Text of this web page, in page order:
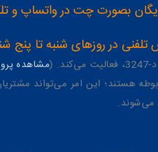
بصورت چت در واتساپ و تلگرام با شماره
در روزهای شنبه تا پنج شنبه از 8 صبح تا 4 عصر به شماره
( مشاهده
هستند؛ این امر می‌تواند
می‌شوند.